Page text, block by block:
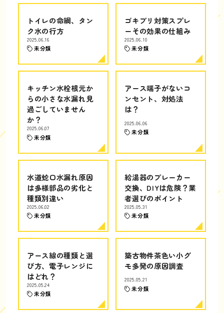
トイレの命綱、タン
ク水の行方
2025.06.16
未分類
ゴキブリ対策スプレ
ーその効果の仕組み
2025.06.10
未分類
キッチン水栓根元か
らの小さな水漏れ見
過ごしていません
か？
2025.06.07
未分類
アース端子がないコ
ンセント、対処法
は？
2025.06.06
未分類
水道蛇口水漏れ原因
は多様部品の劣化と
種類別違い
2025.06.02
未分類
給湯器のブレーカー
交換、DIYは危険？業
者選びのポイント
2025.05.31
未分類
アース線の種類と選
び方、電子レンジに
はどれ？
2025.05.24
未分類
築古物件茶色い小グ
モ多発の原因調査
2025.05.21
未分類